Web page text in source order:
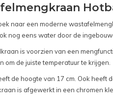
naar een moderne
nog eens water door de
is voorzien van een
om de juiste temperatuur te krijgen.
de hoogte van 17 cm. Ook heeft
is afgewerkt in een chromen